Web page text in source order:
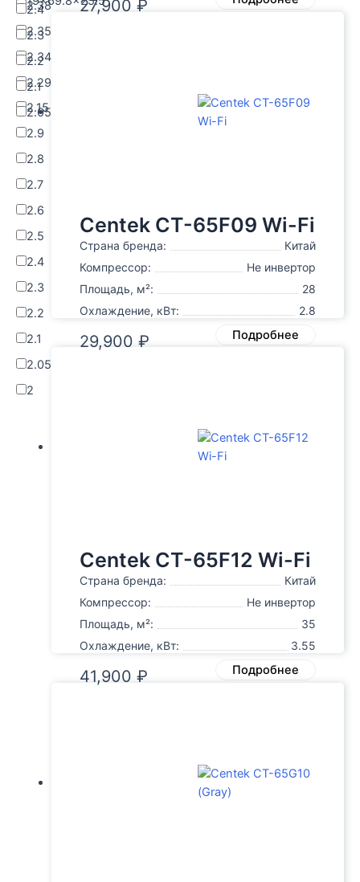
2.38
2.35
2.34
2.29
2.15
2.9
2.8
2.7
2.6
2.5
2.4
2.3
2.2
2.1
2.05
2
2.4
2.3
2.2
2.1
2.05
27,900 ₽
Centek CT-65F09 Wi-Fi
Страна бренда:
Китай
Компрессор:
Не инвертор
Площадь, м²:
28
Охлаждение, кВт:
2.8
29,900 ₽ Подробнее
Centek CT-65F12 Wi-Fi
Страна бренда:
Китай
Компрессор:
Не инвертор
Площадь, м²:
35
Охлаждение, кВт:
3.55
41,900 ₽ Подробнее